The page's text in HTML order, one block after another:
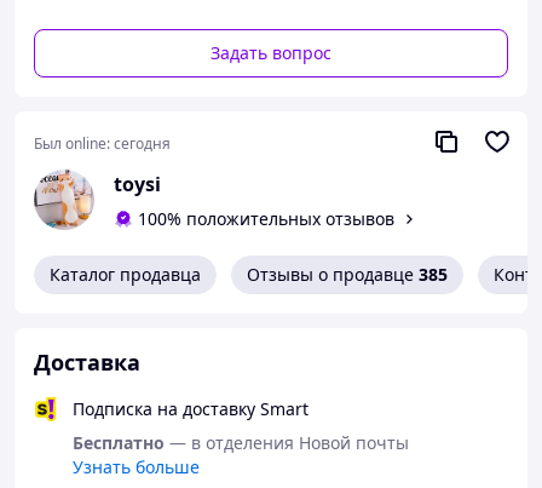
Задать вопрос
Был online:сегодня
toysi
100% положительных отзывов
Каталог продавца Отзывы о продавце 385
Доставка
Подписка на доставку Smart
Бесплатно — в отделения Новой почты
Узнать больше